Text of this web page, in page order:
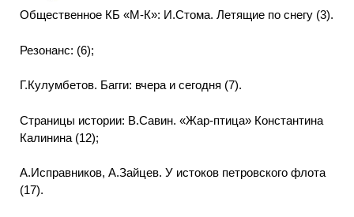
Общественное КБ «М-К»: И.Стома. Летящие по снегу (3).
Резонанс: (6);
Г.Кулумбетов. Багги: вчера и сегодня (7).
Страницы истории: В.Савин. «Жар-птица» Константина
Калинина (12);
А.Исправников, А.Зайцев. У истоков петровского флота
(17).